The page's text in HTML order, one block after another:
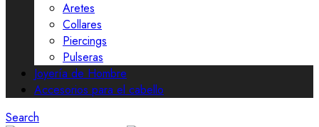
Aretes
Collares
Piercings
Pulseras
Joyería de Hombre
Accesorios para el cabello
Search